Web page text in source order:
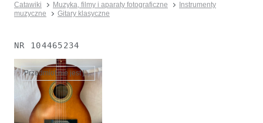
Catawiki Muzyka, filmy i aparaty fotograficzne
Instrumenty
muzyczne
Gitary klasyczne
NR 104465234
Przedmiot nie jest już dostępny